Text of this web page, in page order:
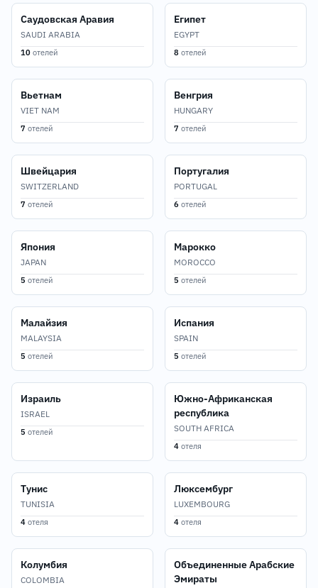
Саудовская Аравия
SAUDI ARABIA
10 отелей
Египет
EGYPT
8 отелей
Вьетнам
VIET NAM
7 отелей
Венгрия
HUNGARY
7 отелей
Швейцария
SWITZERLAND
7 отелей
Португалия
PORTUGAL
6 отелей
Япония
JAPAN
5 отелей
Марокко
MOROCCO
5 отелей
Малайзия
MALAYSIA
5 отелей
Испания
SPAIN
5 отелей
Израиль
ISRAEL
5 отелей
Южно-Африканская
республика
SOUTH AFRICA
4 отеля
Тунис
TUNISIA
4 отеля
Люксембург
LUXEMBOURG
4 отеля
Колумбия
COLOMBIA
Объединенные Арабские
Эмираты